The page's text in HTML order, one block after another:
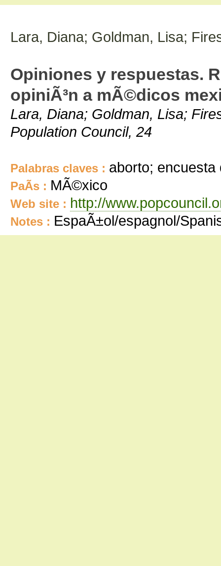
Lara, Diana; Goldman, Lisa;
Opiniones y respuestas.
opiniÃ³n a mÃ©dicos
Lara, Diana; Goldman, Lisa;
Population Council, 24
Palabras claves : aborto; encuesta
PaÃ­s : MÃ©xico
Web site : http://
Notes : EspaÃ±ol/espagnol/